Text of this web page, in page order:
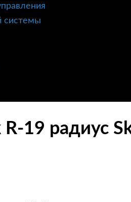
системы
19 радиус